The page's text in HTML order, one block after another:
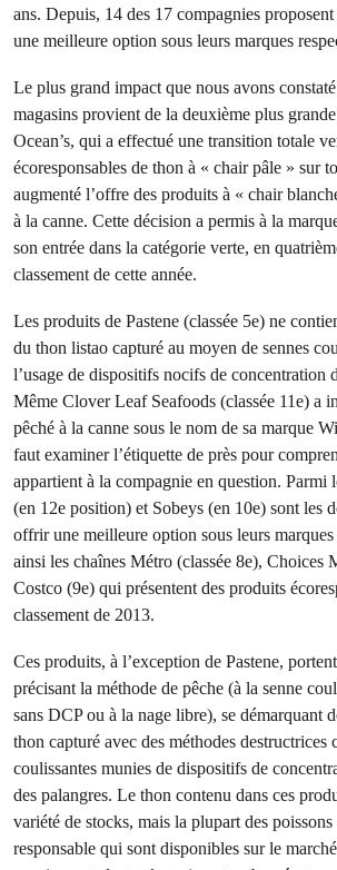
ans. Depuis, 14 des 17 compagnies
une meilleure option sous leurs marques
Le plus grand impact que nous avons
magasins provient de la deuxième plus
Ocean’s, qui a effectué une transition totale
écoresponsables de thon à « chair pâle » sur
augmenté l’offre des produits à « chair
à la canne. Cette décision a permis à la
son entrée dans la catégorie verte, en
classement de cette année.
Les produits de Pastene (classée 5e) ne
du thon listao capturé au moyen de sennes
l’usage de dispositifs nocifs de concentration
Même Clover Leaf Seafoods (classée 11e) a
pêché à la canne sous le nom de sa marque
faut examiner l’étiquette de près pour
appartient à la compagnie en question. Parmi
(en 12e position) et Sobeys (en 10e) sont les
offrir une meilleure option sous leurs
ainsi les chaînes Métro (classée 8e), Choices
Costco (9e) qui présentent des produits
classement de 2013.
Ces produits, à l’exception de Pastene,
précisant la méthode de pêche (à la senne
sans DCP ou à la nage libre), se démarquant
thon capturé avec des méthodes destructrices
coulissantes munies de dispositifs de
des palangres. Le thon contenu dans ces
variété de stocks, mais la plupart des
responsable qui sont disponibles sur le